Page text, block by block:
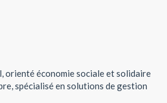
orienté économie sociale et solidaire
spécialisé en solutions de gestion